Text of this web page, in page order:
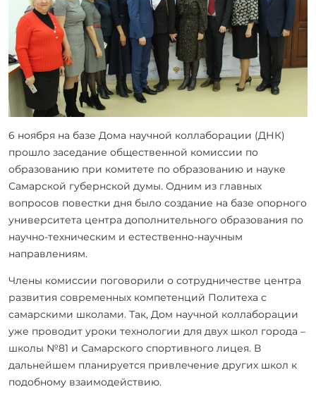
6 ноября на базе Дома научной коллаборации (ДНК)
прошло заседание общественной комиссии по
образованию при комитете по образованию и науке
Самарской губернской думы. Одним из главных
вопросов повестки дня было создание на базе опорного
университета центра дополнительного образования по
научно-техническим и естественно-научным
направлениям.
Члены комиссии поговорили о сотрудничестве центра
развития современных компетенций Политеха с
самарскими школами. Так, Дом научной коллаборации
уже проводит уроки технологии для двух школ города –
школы №81 и Самарского спортивного лицея. В
дальнейшем планируется привлечение других школ к
подобному взаимодействию.